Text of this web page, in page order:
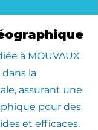
à MOUVAUX
la
assurant une
pour des
et efficaces.